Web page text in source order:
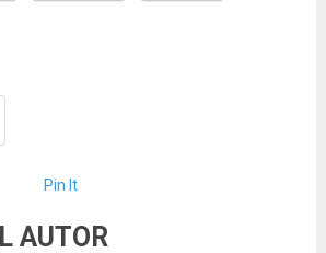
Pin It
AUTOR